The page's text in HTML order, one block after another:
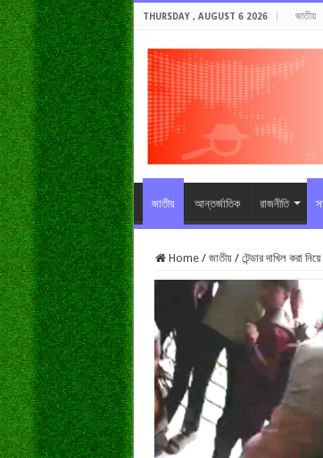
THURSDAY , AUGUST 6 2026 জাতীয়
জাতীয় আন্তর্জাতিক রাজনীতি
Home / জাতীয় / টেন্ডার দাখিল করা